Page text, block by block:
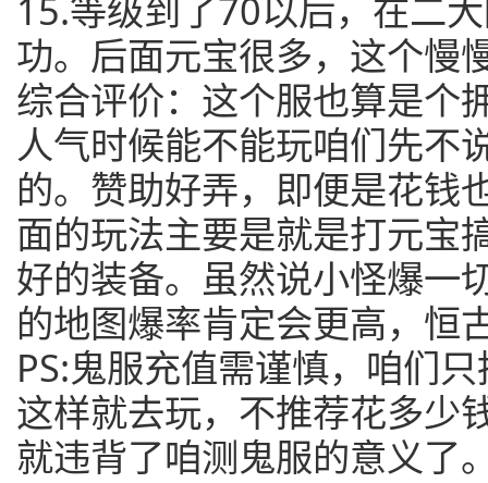
15.等级到了70以后，在二
功。后面元宝很多，这个慢
综合评价：这个服也算是个
人气时候能不能玩咱们先不
的。赞助好弄，即便是花钱
面的玩法主要是就是打元宝
好的装备。虽然说小怪爆一
的地图爆率肯定会更高，恒
PS:鬼服充值需谨慎，咱们
这样就去玩，不推荐花多少
就违背了咱测鬼服的意义了